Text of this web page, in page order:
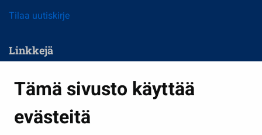
Tämä sivusto käyttää
evästeitä
Tilaa uutiskirje
Linkkejä
Kasvatus ja opetus
Kulttuuri ja liikunta